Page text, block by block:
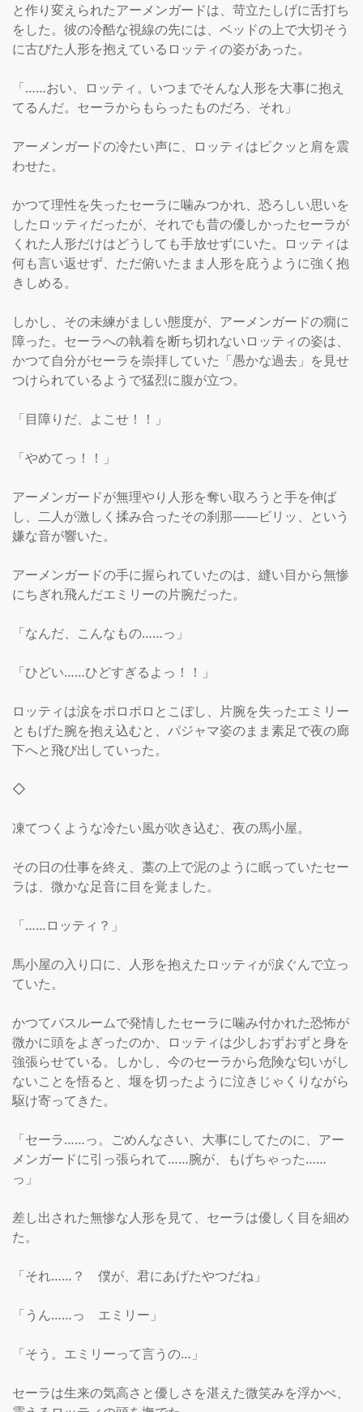
と作り変えられたアーメンガードは、苛立たしげに舌打ち
をした。彼の冷酷な視線の先には、ベッドの上で大切そう
に古びた人形を抱えているロッティの姿があった。
「……おい、ロッティ。いつまでそんな人形を大事に抱え
てるんだ。セーラからもらったものだろ、それ」
アーメンガードの冷たい声に、ロッティはビクッと肩を震
わせた。
かつて理性を失ったセーラに噛みつかれ、恐ろしい思いを
したロッティだったが、それでも昔の優しかったセーラが
くれた人形だけはどうしても手放せずにいた。ロッティは
何も言い返せず、ただ俯いたまま人形を庇うように強く抱
きしめる。
しかし、その未練がましい態度が、アーメンガードの癇に
障った。セーラへの執着を断ち切れないロッティの姿は、
かつて自分がセーラを崇拝していた「愚かな過去」を見せ
つけられているようで猛烈に腹が立つ。
「目障りだ、よこせ！！」
「やめてっ！！」
アーメンガードが無理やり人形を奪い取ろうと手を伸ば
し、二人が激しく揉み合ったその刹那——ビリッ、という
嫌な音が響いた。
アーメンガードの手に握られていたのは、縫い目から無惨
にちぎれ飛んだエミリーの片腕だった。
「なんだ、こんなもの……っ」
「ひどい……ひどすぎるよっ！！」
ロッティは涙をポロポロとこぼし、片腕を失ったエミリー
ともげた腕を抱え込むと、パジャマ姿のまま素足で夜の廊
下へと飛び出していった。
◇
凍てつくような冷たい風が吹き込む、夜の馬小屋。
その日の仕事を終え、藁の上で泥のように眠っていたセー
ラは、微かな足音に目を覚ました。
「……ロッティ？」
馬小屋の入り口に、人形を抱えたロッティが涙ぐんで立っ
ていた。
かつてバスルームで発情したセーラに噛み付かれた恐怖が
微かに頭をよぎったのか、ロッティは少しおずおずと身を
強張らせている。しかし、今のセーラから危険な匂いがし
ないことを悟ると、堰を切ったように泣きじゃくりながら
駆け寄ってきた。
「セーラ……っ。ごめんなさい、大事にしてたのに、アー
メンガードに引っ張られて……腕が、もげちゃった……
っ」
差し出された無惨な人形を見て、セーラは優しく目を細め
た。
「それ……？　僕が、君にあげたやつだね」
「うん……っ　エミリー」
「そう。エミリーって言うの…」
セーラは生来の気高さと優しさを湛えた微笑みを浮かべ、